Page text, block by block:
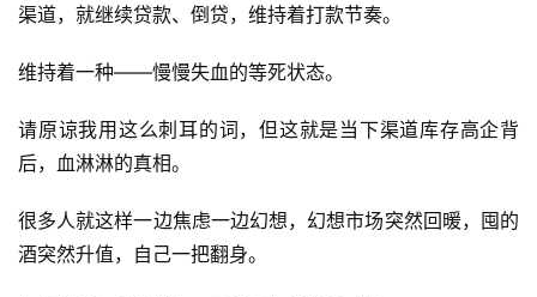
页
渠道，就继续贷款、 倒贷，维持着打款节奏。
维持着一种——慢慢失血的等死状态。
请原谅我用这么刺耳的词，但这就是当下渠道库存高企背
后，血淋淋的真相。
很多人就这样一边焦虑一边幻想，幻想市场突然回暖，囤的
酒突然升值，自己一把翻身。